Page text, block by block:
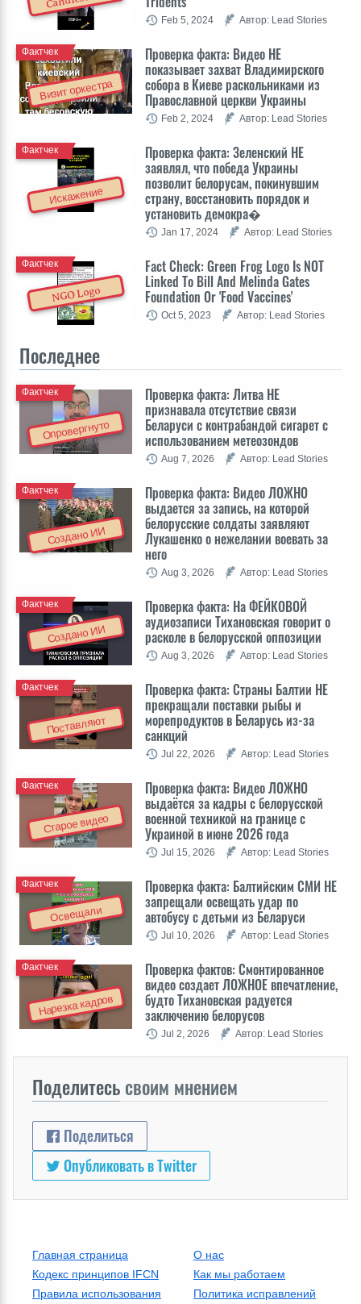
Feb 5, 2024 Автор: Lead Stories
Визит оркестра
Проверка факта: Видео НЕ
показывает захват Владимирского
собора в Киеве раскольниками из
Православной церкви Украины
Фактчек
Feb 2, 2024 Автор: Lead Stories
Искажение
Проверка факта: Зеленский НЕ
заявлял, что победа Украины
позволит белорусам, покинувшим
страну, восстановить порядок и
установить демокра�
Фактчек
Jan 17, 2024 Автор: Lead Stories
NGO Logo
Fact Check: Green Frog Logo Is NOT
Linked To Bill And Melinda Gates
Foundation Or 'Food Vaccines'
Фактчек
Oct 5, 2023 Автор: Lead Stories
Последнее
Опровергнуто
Проверка факта: Литва НЕ
признавала отсутствие связи
Беларуси с контрабандой сигарет с
использованием метеозондов
Фактчек
Aug 7, 2026 Автор: Lead Stories
Создано ИИ
Проверка факта: Видео ЛОЖНО
выдается за запись, на которой
белорусские солдаты заявляют
Лукашенко о нежелании воевать за
него
Фактчек
Aug 3, 2026 Автор: Lead Stories
Создано ИИ
Проверка факта: На ФЕЙКОВОЙ
аудиозаписи Тихановская говорит о
расколе в белорусской оппозиции
Фактчек
Aug 3, 2026 Автор: Lead Stories
Поставляют
Проверка факта: Cтраны Балтии НЕ
прекращали поставки рыбы и
морепродуктов в Беларусь из-за
санкций
Фактчек
Jul 22, 2026 Автор: Lead Stories
Старое видео
Проверка факта: Видео ЛОЖНО
выдаётся за кадры с белорусской
военной техникой на границе с
Украиной в июне 2026 года
Фактчек
Jul 15, 2026 Автор: Lead Stories
Освещали
Проверка факта: Балтийским СМИ НЕ
запрещали освещать удар по
автобусу с детьми из Беларуси
Фактчек
Jul 10, 2026 Автор: Lead Stories
Нарезка кадров
Проверка фактов: Cмонтированное
видео создает ЛОЖНОЕ впечатление,
будто Тихановская радуется
заключению белорусов
Фактчек
Jul 2, 2026 Автор: Lead Stories
Поделитесь своим мнением
Поделиться
Опубликовать в Twitter
Главная страница
О нас
Кодекс принципов IFCN
Как мы работаем
Правила использования
Политика исправлений